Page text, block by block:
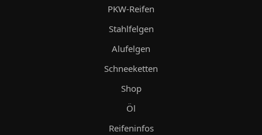
PKW-Reifen
Stahlfelgen
Alufelgen
Schneeketten
Shop
Öl
Reifeninfos